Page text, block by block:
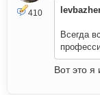
410
Всегда
Вот это я